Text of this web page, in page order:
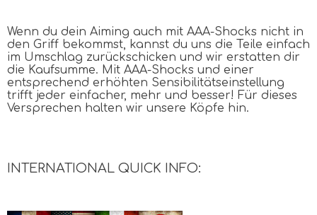
Wenn du dein Aiming auch mit AAA-Shocks nicht in
den Griff bekommst, kannst du uns die Teile einfach
im Umschlag zurückschicken und wir erstatten dir
die Kaufsumme. Mit AAA-Shocks und einer
entsprechend erhöhten Sensibilitätseinstellung
trifft jeder einfacher, mehr und besser! Für dieses
Versprechen halten wir unsere Köpfe hin.
INTERNATIONAL QUICK INFO: